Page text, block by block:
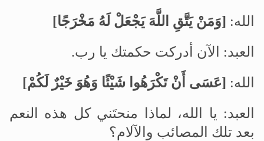
الله: ]وَمَنْ يَتَّقِ اللَّهَ يَجْعَلْ لَهُ مَخْرَجًا[
العبد: الآن أدركت حكمتك يا رب.
الله: ]عَسَى أَنْ تَكْرَهُوا شَيْئًا وَهُوَ خَيْرٌ لَكُمْ[
العبد: يا الله، لماذا منحتَني كل هذه النعم
بعد تلك المصائب والآلام؟